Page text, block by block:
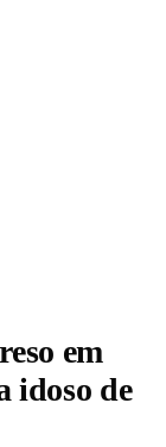
em
idoso de